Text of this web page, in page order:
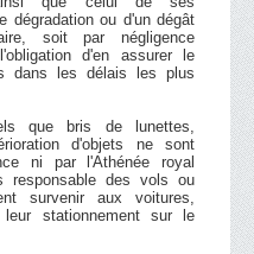
dégradation ou d'un dégât
soit par négligence
d'en assurer le
dans les délais les plus
que bris de lunettes,
d'objets ne sont
ni par l'Athénée royal
responsable des vols ou
survenir aux voitures,
stationnement sur le